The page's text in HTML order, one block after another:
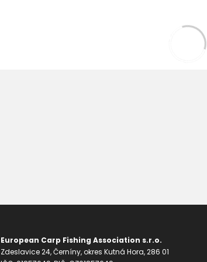
European Carp Fishing Association s.r.o.
Zdeslavice 24, Černíny, okres Kutná Hora, 286 01